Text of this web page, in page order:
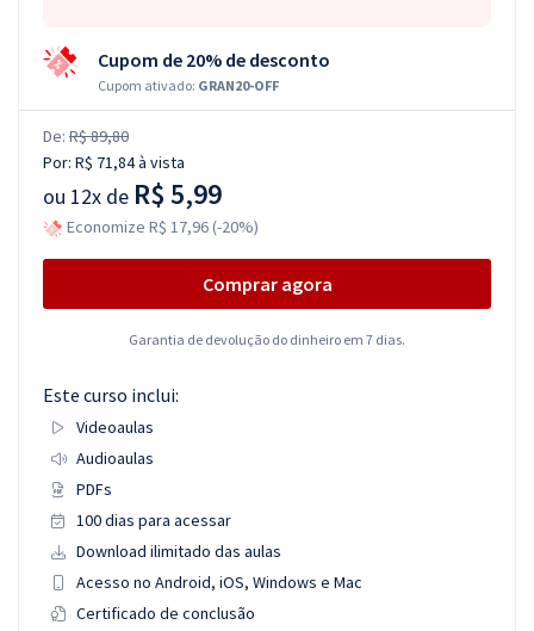
Cupom de 20% de desconto
Cupom ativado: GRAN20-OFF
De: R$ 89,80
Por: R$ 71,84à vista
ou 12x de R$ 5,99
Economize R$ 17,96 (-20%)
Comprar agora
Garantia de devolução do dinheiro em 7 dias.
Este curso inclui:
Videoaulas
Audioaulas
PDFs
100 dias para acessar
Download ilimitado das aulas
Acesso no Android, iOS, Windows e Mac
Certificado de conclusão